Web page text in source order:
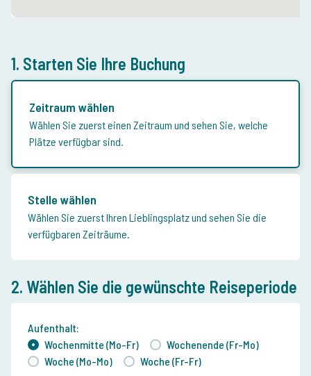
1. Starten Sie Ihre Buchung
Zeitraum wählen
Wählen Sie zuerst einen Zeitraum und sehen Sie, welche
Plätze verfügbar sind.
Stelle wählen
Wählen Sie zuerst Ihren Lieblingsplatz und sehen Sie die
verfügbaren Zeiträume.
2. Wählen Sie die gewünschte Reiseperiode
Aufenthalt:
Wochenmitte (Mo-Fr)
Wochenende (Fr-Mo)
Woche (Mo-Mo)
Woche (Fr-Fr)